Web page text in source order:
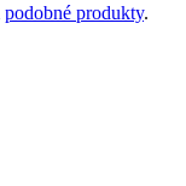
podobné produkty.